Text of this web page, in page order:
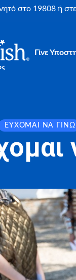
στο 19808 ή
Γίνε
ΕΎΧΟΜΑΙ ΝΑ ΓΊΝΩ